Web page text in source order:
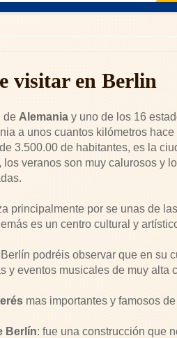
visitar en Berlin
de Alemania y uno de los 16
a unos cuantos kilómetros
3.500.00 de habitantes, es la
los veranos son muy calurosos y
principalmente por se unas de
es un centro cultural y
podréis observar que en su
y eventos musicales de muy alta
mas importantes y famosos
Berlín: fue una construcción que